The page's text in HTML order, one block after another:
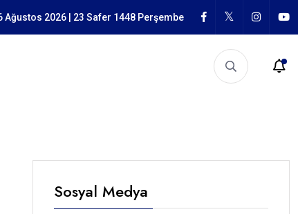
Ağustos 2026 | 23 Safer 1448 Perşembe
Sosyal Medya